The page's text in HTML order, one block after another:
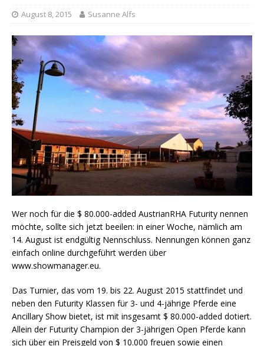
August 8, 2015 Susanne Alfs
Wer noch für die $ 80.000-added AustrianRHA Futurity nennen
möchte, sollte sich jetzt beeilen: in einer Woche, nämlich am
14. August ist endgültig Nennschluss. Nennungen können ganz
einfach online durchgeführt werden über
www.showmanager.eu.
Das Turnier, das vom 19. bis 22. August 2015 stattfindet und
neben den Futurity Klassen für 3- und 4-jährige Pferde eine
Ancillary Show bietet, ist mit insgesamt $ 80.000-added dotiert.
Allein der Futurity Champion der 3-jährigen Open Pferde kann
sich über ein Preisgeld von $ 10.000 freuen sowie einen